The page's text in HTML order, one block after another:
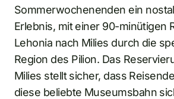
Sommerwochenenden ein
Erlebnis, mit einer 90-minütigen
Lehonia nach Milies durch die
Region des Pilion. Das
Milies stellt sicher, dass
diese beliebte Museumsbahn